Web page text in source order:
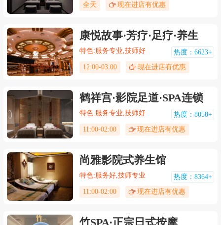
全天
现在进店有优惠
康悦故事·芳疗·足疗·养生
特色:服务专业,技师好
热度：6623+
12:00-03:00
现在进店有优惠
鹤祥宫·影院足道·SPA连锁
特色:服务专业,技师好
热度：8058+
11:00-02:00
现在进店有优惠
尚雅影院式养生馆
特色:服务好,技师专业
热度：8364+
11:00-02:00
现在进店有优惠
竹SPA∙正宗日式按摩